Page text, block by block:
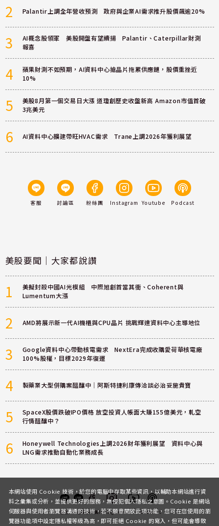
2 Palantir上調全年營收預測 政府與企業AI需求推升股價飆逾20%
3
AI概念股領軍 美股開盤有望續揚 Palantir、Caterpillar財測
報喜
4
蘋果財測不如預期，AI資料中心搶晶片拖累供應鏈，股價重挫近
10%
5
美股8月第一個交易日大漲 道瓊創歷史收盤新高 Amazon市值首破
3兆美元
6 AI資料中心擴建帶旺HVAC需求 Trane上調2026年獲利展望
客服 討論區 粉絲團 Instagram Youtube Podcast
美股要聞｜大家都說讚
1
美擬封殺中國AI光模組 中際旭創首當其衝、Coherent與
Lumentum大漲
2 AMD將展示新一代AI機櫃與CPU晶片 挑戰輝達資料中心主導地位
3
Google資料中心帶動核電需求 NextEra完成收購愛荷華核電廠
100%股權，目標2029年復運
4 製藥業大型併購案醞釀中｜阿斯特捷利康傳洽談必治妥施貴寶
5
SpaceX股價跌破IPO價格 放空投資人帳面大賺155億美元，軋空
行情醞釀中？
6
Honeywell Technologies上調2026財年獲利展望 資料中心與
LNG需求推動自動化業務成長
客服 討論區粉絲團InstagramYoutubePodcast
本網站使用 Cookie 技術，於您的電腦中存取某些資訊，以輔助本網站進行資
料之彙集或分析，並提供更好的服務，無侵犯個人隱私之意圖。Cookie 是網站
伺服器與使用者瀏覽器溝通的技術，若不願意開放此項功能，您可在您使用的瀏
覽器功能項中設定隱私權等級為高，即可拒絕 Cookie 的寫入，但可能會導致